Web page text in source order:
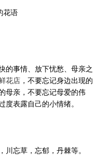
事情、放下忧愁、母亲之
花店 ，不要忘记身边出现的
母亲，不要忘记母爱的伟
度表露自己的小情绪。
忘草，忘郁，丹棘等。